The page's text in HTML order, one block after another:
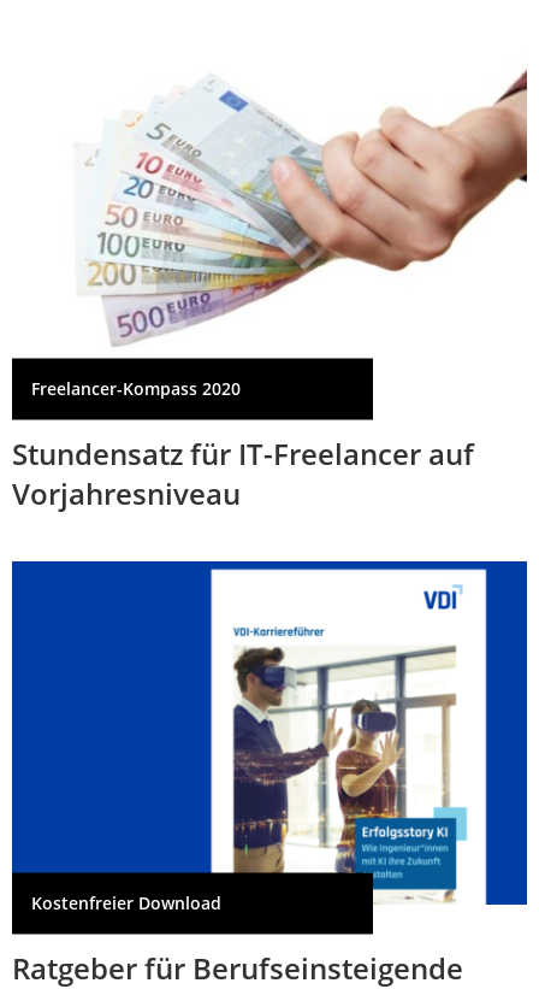
Freelancer-Kompass 2020
Stundensatz für IT-Freelancer auf
Vorjahresniveau
Kostenfreier Download
Ratgeber für Berufseinsteigende